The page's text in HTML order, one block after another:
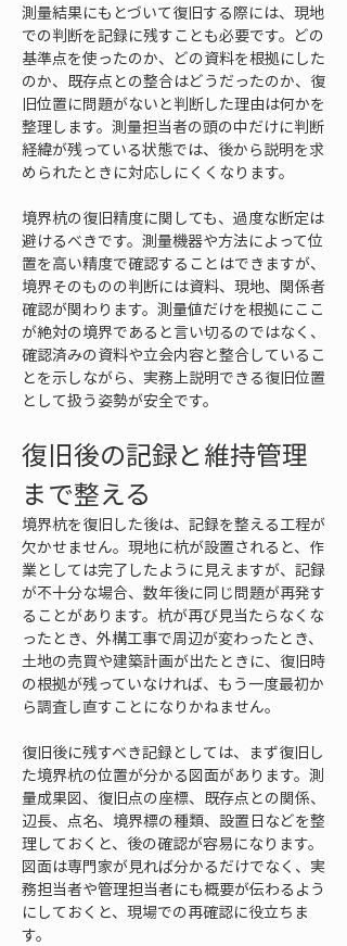
測量結果にもとづいて復旧する際には、現地
での判断を記録に残すことも必要です。どの
基準点を使ったのか、どの資料を根拠にした
のか、既存点との整合はどうだったのか、復
旧位置に問題がないと判断した理由は何かを
整理します。測量担当者の頭の中だけに判断
経緯が残っている状態では、後から説明を求
められたときに対応しにくくなります。
境界杭の復旧精度に関しても、過度な断定は
避けるべきです。測量機器や方法によって位
置を高い精度で確認することはできますが、
境界そのものの判断には資料、現地、関係者
確認が関わります。測量値だけを根拠にここ
が絶対の境界であると言い切るのではなく、
確認済みの資料や立会内容と整合しているこ
とを示しながら、実務上説明できる復旧位置
として扱う姿勢が安全です。
復旧後の記録と維持管理
まで整える
境界杭を復旧した後は、記録を整える工程が
欠かせません。現地に杭が設置されると、作
業としては完了したように見えますが、記録
が不十分な場合、数年後に同じ問題が再発す
ることがあります。杭が再び見当たらなくな
ったとき、外構工事で周辺が変わったとき、
土地の売買や建築計画が出たときに、復旧時
の根拠が残っていなければ、もう一度最初か
ら調査し直すことになりかねません。
復旧後に残すべき記録としては、まず復旧し
た境界杭の位置が分かる図面があります。測
量成果図、復旧点の座標、既存点との関係、
辺長、点名、境界標の種類、設置日などを整
理しておくと、後の確認が容易になります。
図面は専門家が見れば分かるだけでなく、実
務担当者や管理担当者にも概要が伝わるよう
にしておくと、現場での再確認に役立ちま
す。